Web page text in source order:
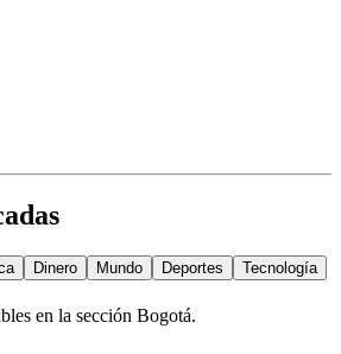
Dinero Mundo Deportes
Tecnología
en la sección Bogotá.